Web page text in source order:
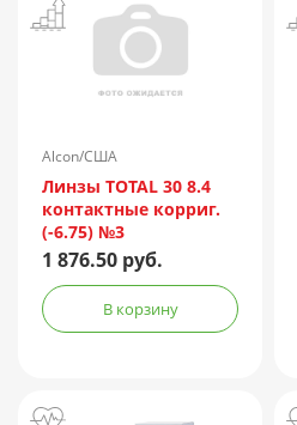
Alcon/США
Линзы TOTAL 30 8.4
контактные корриг.
(-6.75) №3
1 876.50 руб.
В корзину